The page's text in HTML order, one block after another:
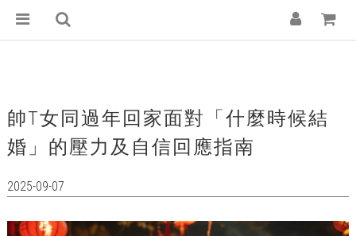
帥T女同過年回家面對「什麼時候結
婚」的壓力及自信回應指南
2025-09-07